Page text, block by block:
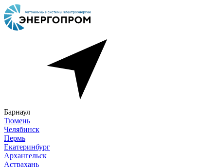
Барнаул
Тюмень
Челябинск
Пермь
Екатеринбург
Архангельск
Астрахань